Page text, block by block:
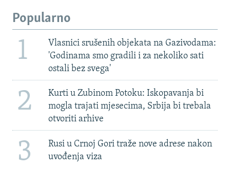
Popularno
1
Vlasnici srušenih objekata na Gazivodama:
'Godinama smo gradili i za nekoliko sati
ostali bez svega'
2
Kurti u Zubinom Potoku: Iskopavanja bi
mogla trajati mjesecima, Srbija bi trebala
otvoriti arhive
3
Rusi u Crnoj Gori traže nove adrese nakon
uvođenja viza